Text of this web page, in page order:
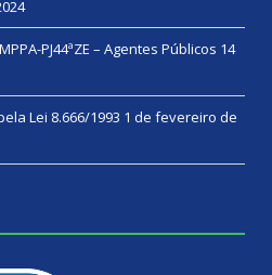
PJ44ªZE – Agentes Públicos 14
Lei 8.666/1993 1 de fevereiro de